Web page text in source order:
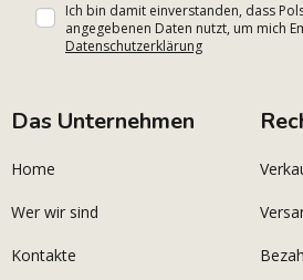
Ich bin damit einverstanden, dass
angegebenen Daten nutzt, um mich
Datenschutzerklärung
Das Unternehmen
Home
Wer wir sind
Kontakte